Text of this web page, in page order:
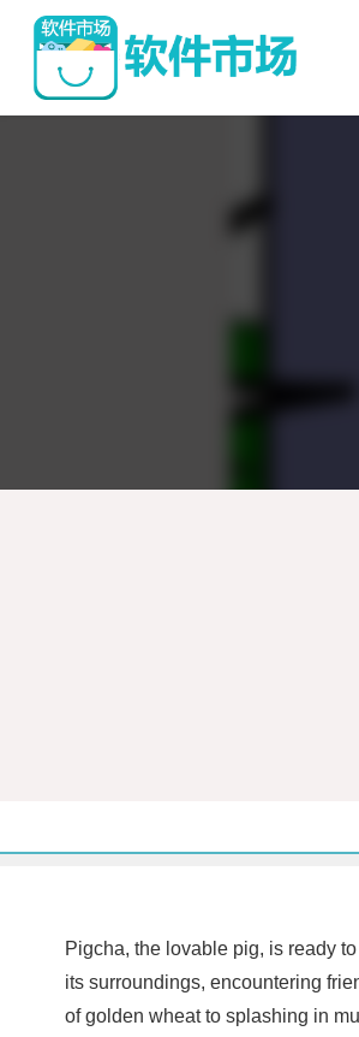
Pigcha, the lovable pig, is ready
its surroundings, encountering
of golden wheat to splashing in